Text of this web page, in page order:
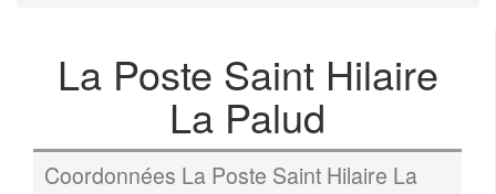
La Poste Saint Hilaire
La Palud
Coordonnées La Poste Saint Hilaire La